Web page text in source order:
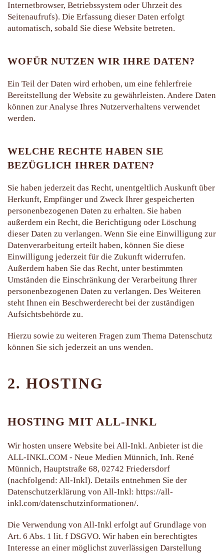
Internetbrowser, Betriebssystem oder Uhrzeit des
Seitenaufrufs). Die Erfassung dieser Daten erfolgt
automatisch, sobald Sie diese Website betreten.
WOFÜR NUTZEN WIR IHRE DATEN?
Ein Teil der Daten wird erhoben, um eine fehlerfreie
Bereitstellung der Website zu gewährleisten. Andere Daten
können zur Analyse Ihres Nutzerverhaltens verwendet
werden.
WELCHE RECHTE HABEN SIE
BEZÜGLICH IHRER DATEN?
Sie haben jederzeit das Recht, unentgeltlich Auskunft über
Herkunft, Empfänger und Zweck Ihrer gespeicherten
personenbezogenen Daten zu erhalten. Sie haben
außerdem ein Recht, die Berichtigung oder Löschung
dieser Daten zu verlangen. Wenn Sie eine Einwilligung zur
Datenverarbeitung erteilt haben, können Sie diese
Einwilligung jederzeit für die Zukunft widerrufen.
Außerdem haben Sie das Recht, unter bestimmten
Umständen die Einschränkung der Verarbeitung Ihrer
personenbezogenen Daten zu verlangen. Des Weiteren
steht Ihnen ein Beschwerderecht bei der zuständigen
Aufsichtsbehörde zu.
Hierzu sowie zu weiteren Fragen zum Thema Datenschutz
können Sie sich jederzeit an uns wenden.
2. HOSTING
HOSTING MIT ALL-INKL
Wir hosten unsere Website bei All-Inkl. Anbieter ist die
ALL-INKL.COM - Neue Medien Münnich, Inh. René
Münnich, Hauptstraße 68, 02742 Friedersdorf
(nachfolgend: All-Inkl). Details entnehmen Sie der
Datenschutzerklärung von All-Inkl: https://all-
inkl.com/datenschutzinformationen/.
Die Verwendung von All-Inkl erfolgt auf Grundlage von
Art. 6 Abs. 1 lit. f DSGVO. Wir haben ein berechtigtes
Interesse an einer möglichst zuverlässigen Darstellung